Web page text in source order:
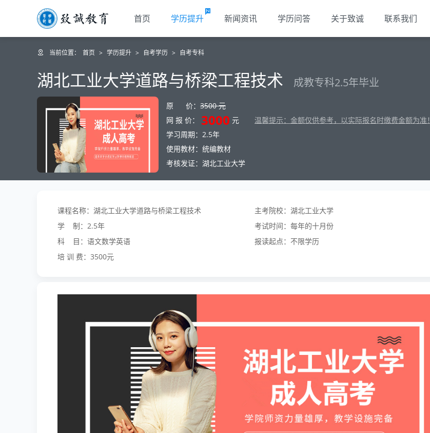
首页 学历提升 新闻资讯 学历问答 关于致诚 联系我们
当前位置： 首页 > 学历提升 > 自考学历 > 自考专科
湖北工业大学道路与桥梁工程技术 成教专科2.5年毕业
原 价： 3500 元
网 报 价：
3000 元
温馨提示：金额仅供参考，以实际报名时缴费金额为准！
学习周期：2.5年
使用教材：统编教材
考核发证：湖北工业大学
课程名称：湖北工业大学道路与桥梁工程技术
主考院校：湖北工业大学
学 制：2.5年
考试时间：每年的十月份
科 目：语文数学英语
报读起点：不限学历
培 训 费：3500元